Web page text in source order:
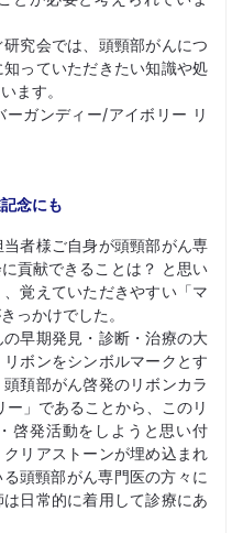
究会では、頭頸部がんにつ
っていただきたい知識や処
ます。
ガンディー/アイボリー リ
念にも
者様ご自身が頭頸部がん専
貢献できることは？ と思い
覚えていただきやすい「マ
っかけでした。
早期発見・診断・治療の大
ボンをシンボルマークとす
頚部がん啓発のリボンカラ
」であることから、このリ
啓発活動をしようと思い付
リアストーンが埋め込まれ
頭頸部がん専門医の方々に
日常的に着用して診療にあ